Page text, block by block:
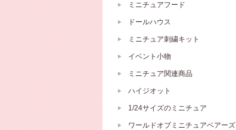
ミニチュアフード
ドールハウス
ミニチュア刺繍キット
イベント小物
ミニチュア関連商品
ハイジオット
1/24サイズのミニチュア
ワールドオブミニチュアベアーズ